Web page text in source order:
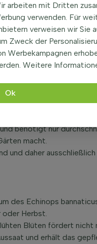
August und ist aufgrund
für jeden Garten.
bannaticus
sonnigen Standort
Bodenarten.
und bieten einen
Glow' nicht immergrün
benötigt nur
macht.
und daher
des Echinops
oder Herbst.
Blüten fördert nicht
und erhält das
arbeiten mit Dritten
verwenden. Für
verweisen wir Sie
Zweck der
Werbekampagnen
Weitere
Ok